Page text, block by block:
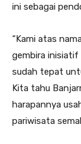
ini sebagai
“Kami atas
gembira inisiatif
sudah tepat
Kita tahu
harapannya
pariwisata